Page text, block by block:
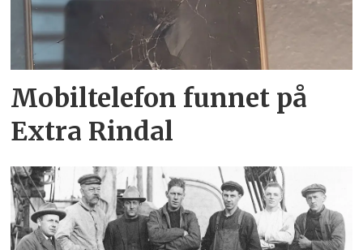
Mobiltelefon funnet på
Extra Rindal